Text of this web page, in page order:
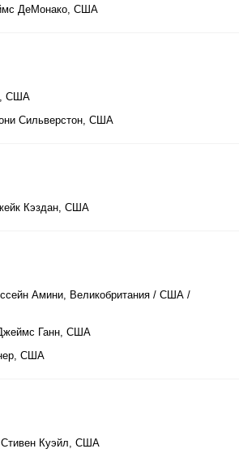
ДеМонако, США
США
Сильверстон, США
Кэздан, США
Амини, Великобритания / США /
Ганн, США
США
Куэйл, США